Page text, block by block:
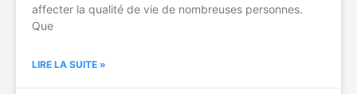
affecter la qualité de vie de nombreuses personnes.
Que
LIRE LA SUITE »